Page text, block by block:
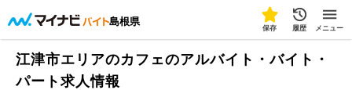
島根県
保存 履歴 メニュー
江津市エリアのカフェのアルバイト・バイト・
パート求人情報